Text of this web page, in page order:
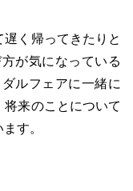
く帰ってきたりと
が気になっている
ルフェアに一緒に
来のことについて
す。